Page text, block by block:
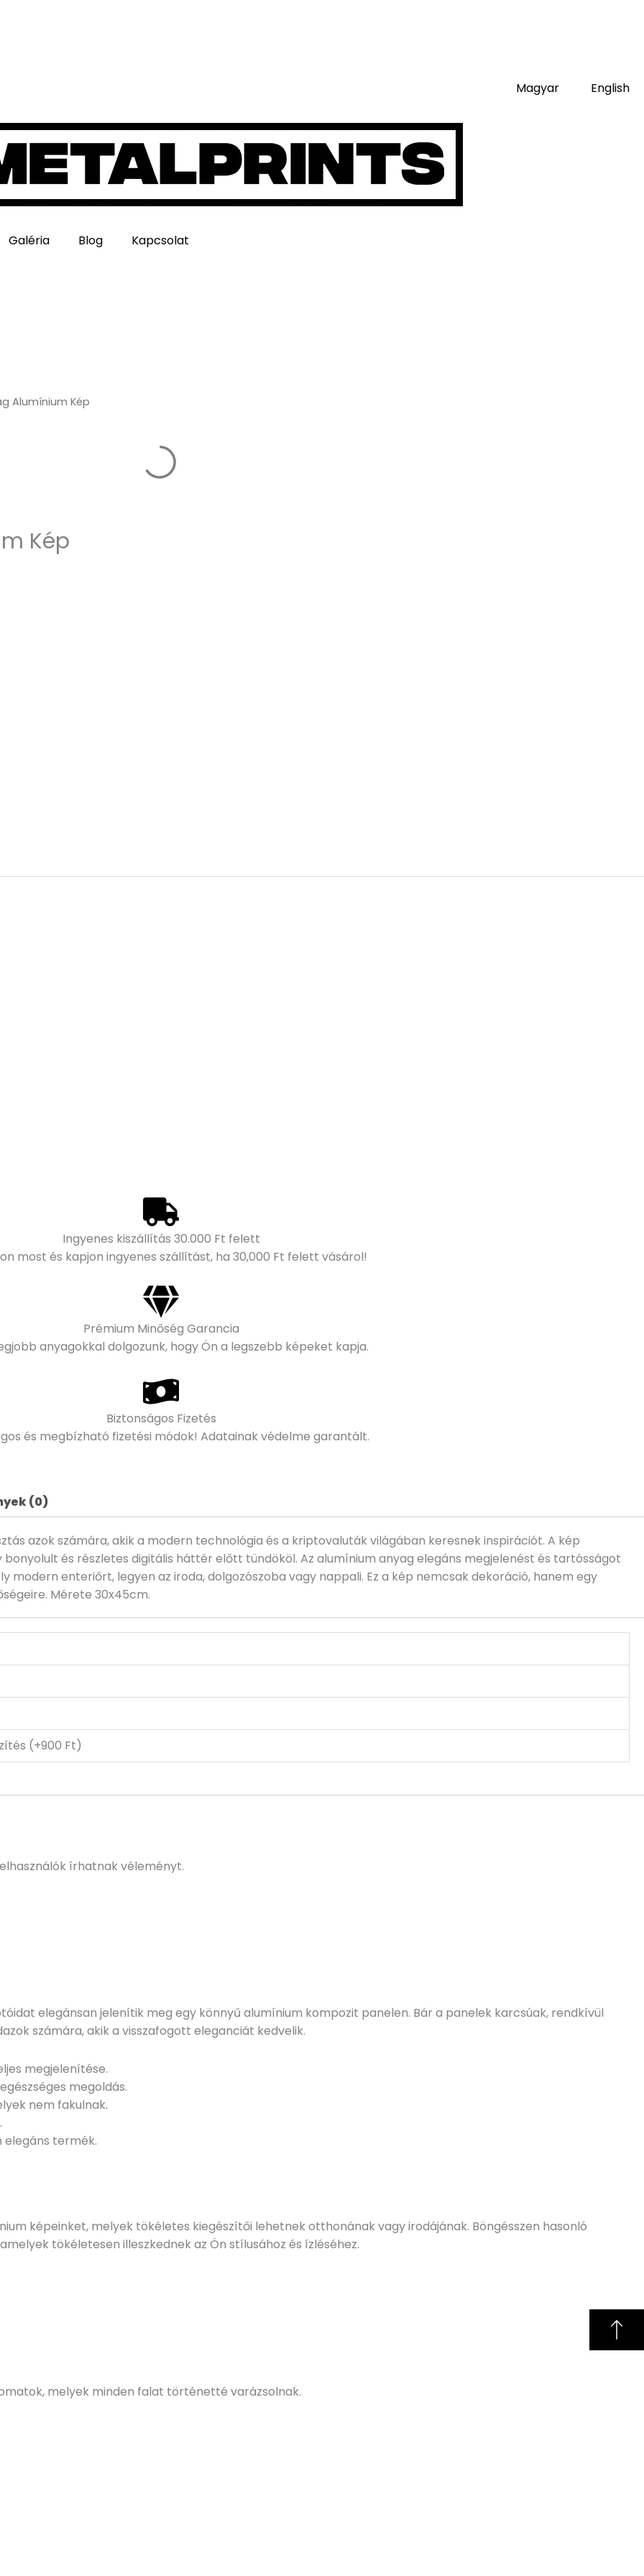
Magyar English
Galéria Blog Kapcsolat
Alumínium Kép
Kép
Ingyenes kiszállítás 30.000 Ft felett
most és kapjon ingyenes szállítást, ha 30,000 Ft felett vásárol!
Prémium Minőség Garancia
anyagokkal dolgozunk, hogy Ön a legszebb képeket kapja.
Biztonságos Fizetés
és megbízható fizetési módok! Adatainak védelme garantált.
(0)
azok számára, akik a modern technológia és a kriptovaluták világában keresnek inspirációt. A kép
és részletes digitális háttér előtt tündököl. Az alumínium anyag elegáns megjelenést és tartósságot
modern enteriőrt, legyen az iroda, dolgozószoba vagy nappali. Ez a kép nemcsak dekoráció, hanem egy
Mérete 30x45cm.
(+900 Ft)
írhatnak véleményt.
elegánsan jelenítik meg egy könnyű alumínium kompozit panelen. Bár a panelek karcsúak, rendkívül
számára, akik a visszafogott eleganciát kedvelik.
megjelenítése.
megoldás.
nem fakulnak.
elegáns termék.
képeinket, melyek tökéletes kiegészítői lehetnek otthonának vagy irodájának. Böngésszen hasonló
tökéletesen illeszkednek az Ön stílusához és ízléséhez.
melyek minden falat történetté varázsolnak.